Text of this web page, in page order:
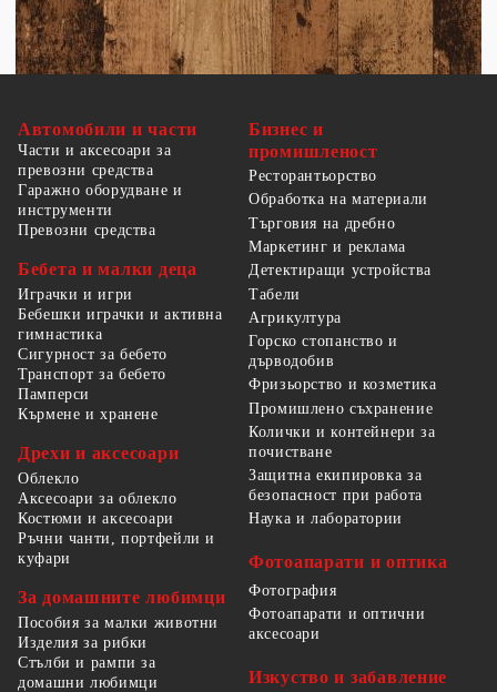
Автомобили и части
Части и аксесоари за
превозни средства
Гаражно оборудване и
инструменти
Превозни средства
Бебета и малки деца
Играчки и игри
Бебешки играчки и активна
гимнастика
Сигурност за бебето
Транспорт за бебето
Памперси
Кърмене и хранене
Дрехи и аксесоари
Облекло
Аксесоари за облекло
Костюми и аксесоари
Ръчни чанти, портфейли и
куфари
За домашните любимци
Пособия за малки животни
Изделия за рибки
Стълби и рампи за
домашни любимци
Бизнес и
промишленост
Ресторантьорство
Обработка на материали
Търговия на дребно
Маркетинг и реклама
Детектиращи устройства
Табели
Агрикултура
Горско стопанство и
дърводобив
Фризьорство и козметика
Промишлено съхранение
Колички и контейнери за
почистване
Защитна екипировка за
безопасност при работа
Наука и лаборатории
Фотоапарати и оптика
Фотография
Фотоапарати и оптични
аксесоари
Изкуство и забавление